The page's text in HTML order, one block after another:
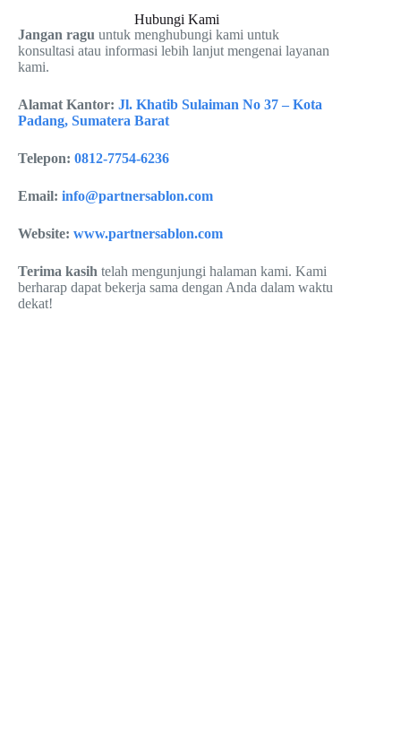
Hubungi Kami
Jangan ragu untuk menghubungi kami untuk
konsultasi atau informasi lebih lanjut mengenai layanan
kami.
Alamat Kantor: Jl. Khatib Sulaiman No 37 – Kota
Padang, Sumatera Barat
Telepon: 0812-7754-6236
Email: info@partnersablon.com
Website: www.partnersablon.com
Terima kasih telah mengunjungi halaman kami. Kami
berharap dapat bekerja sama dengan Anda dalam waktu
dekat!